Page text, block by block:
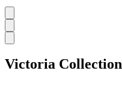
Victoria Collection